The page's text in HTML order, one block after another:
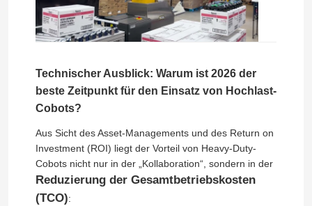
Polierroboter
Geschickte Hand
Technischer Ausblick: Warum ist 2026 der
beste Zeitpunkt für den Einsatz von Hochlast-
Cobots?
Aus Sicht des Asset-Managements und des Return on
Investment (ROI) liegt der Vorteil von Heavy-Duty-
Cobots nicht nur in der „Kollaboration“, sondern in der
Reduzierung der Gesamtbetriebskosten
(TCO):